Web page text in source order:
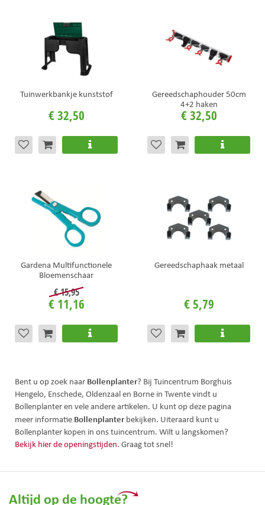
Tuinwerkbankje kunststof
€32,50
Gereedschaphouder 50cm
4+2 haken
€32,50
Gardena Multifunctionele
Bloemenschaar
€15,95
€ 11,16
Gereedschaphaak metaal
€ 5,79
Bent u op zoek naar Bollenplanter? Bij Tuincentrum Borghuis
Hengelo, Enschede, Oldenzaal en Borne in Twente vindt u
Bollenplanter en vele andere artikelen. U kunt op deze pagina
meer informatie Bollenplanter bekijken. Uiteraard kunt u
Bollenplanter kopen in ons tuincentrum. Wilt u langskomen?
Bekijk hier de openingstijden. Graag tot snel!
Altijd op de hoogte?